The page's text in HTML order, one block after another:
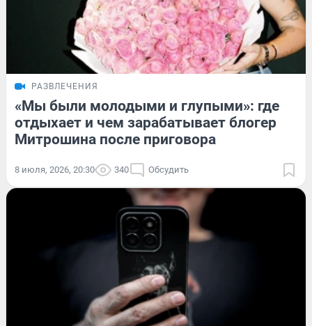
РАЗВЛЕЧЕНИЯ
«Мы были молодыми и глупыми»: где
отдыхает и чем зарабатывает блогер
Митрошина после приговора
8 июля, 2026, 20:30 340 Обсудить